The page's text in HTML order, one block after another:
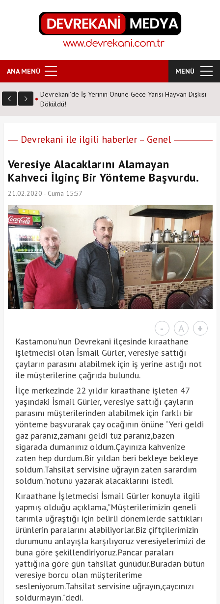
ANA MENÜ MENÜ
Dışkısı
ŞEHİT YILMAZ ACAR ORTAOKULU HATİM PROGRAMI
DÜZENLEDİ
Devrekani ile ilgili haberler Genel
Veresiye Alacaklarını Alamayan
Kahveci İlginç Bir Yönteme Başvurdu.
21.02.2020 - Cuma 15:57
- A +
Kastamonu'nun Devrekani ilçesinde kıraathane
işletmecisi olan İsmail Gürler, veresiye sattığı
çayların parasını alabilmek için iş yerine astığı not
ile müşterilerine çağrıda bulundu.
İlçe merkezinde 22 yıldır kıraathane işleten 47
yaşındaki İsmail Gürler, veresiye sattığı çayların
parasını müşterilerinden alabilmek için farklı bir
yönteme başvurarak çay ocağının önüne “Yeri geldi
gaz paranız,zamanı geldi tuz paranız,bazen
sigarada dumanınız oldum.Çayınıza kahvenize
zaten hep durdum.Bir yıldan beri bekleye bekleye
soldum.Tahsilat servisine uğrayın zaten sarardım
soldum.”notunu yazarak alacaklarını istedi.
Kıraathane İşletmecisi İsmail Gürler konuyla ilgili
yapmış olduğu açıklama,”Müşterilerimizin geneli
tarımla uğraştığı için belirli dönemlerde sattıkları
ürünlerin paralarını alabiliyorlar.Biz çiftçilerimizin
durumunu anlayışla karşılıyoruz veresiyelerimizi de
buna göre şekillendiriyoruz.Pancar paraları
yattığına göre gün tahsilat günüdür.Buradan bütün
veresiye borcu olan müşterilerime
sesleniyorum.Tahsilat servisine uğrayın,çaycınızı
soldurmayın.”dedi.